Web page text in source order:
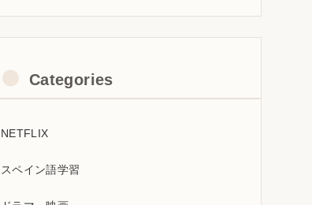
Categories
NETFLIX
スペイン語学習